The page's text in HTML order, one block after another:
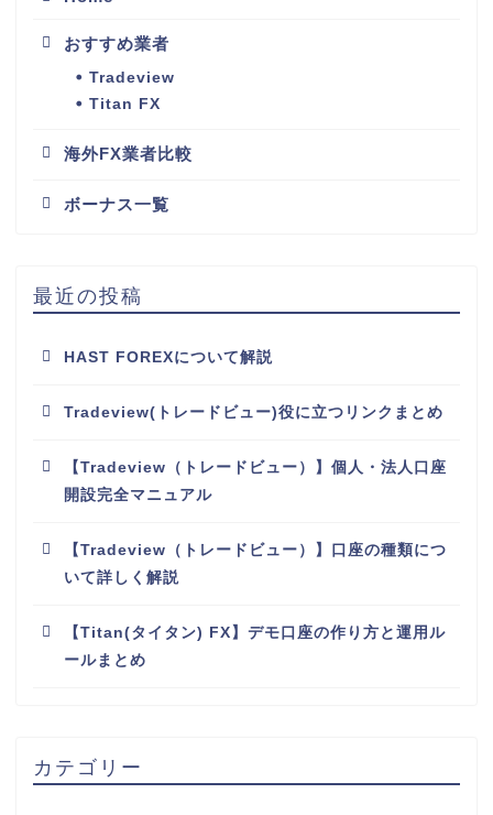
おすすめ業者
Tradeview
Titan FX
海外FX業者比較
ボーナス一覧
最近の投稿
HAST FOREXについて解説
Tradeview(トレードビュー)役に立つリンクまとめ
【Tradeview（トレードビュー）】個人・法人口座
開設完全マニュアル
【Tradeview（トレードビュー）】口座の種類につ
いて詳しく解説
【Titan(タイタン) FX】デモ口座の作り方と運用ル
ールまとめ
カテゴリー